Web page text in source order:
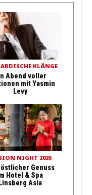
KLÄNGE
Abend voller
mit Yasmin
Levy
NIGHT 2026
Genuss
Hotel & Spa
Linsberg Asia